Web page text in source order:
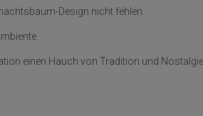
Design nicht fehlen.
einen Hauch von Tradition und